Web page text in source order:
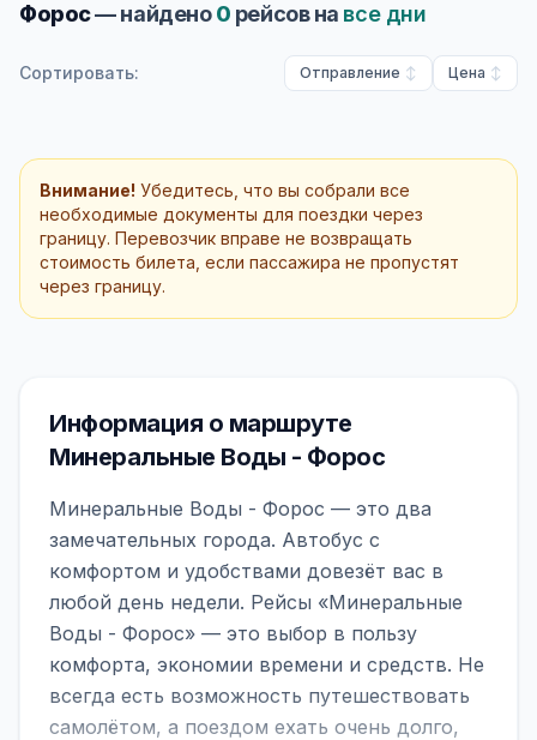
Форос— найдено0 рейсов на все дни
Сортировать: Отправление Цена
Внимание! Убедитесь, что вы собрали все
необходимые документы для поездки через
границу. Перевозчик вправе не возвращать
стоимость билета, если пассажира не пропустят
через границу.
Информация о маршруте
Минеральные Воды - Форос
Минеральные Воды - Форос — это два
замечательных города. Автобус с
комфортом и удобствами довезёт вас в
любой день недели. Рейсы «Минеральные
Воды - Форос» — это выбор в пользу
комфорта, экономии времени и средств. Не
всегда есть возможность путешествовать
самолётом, а поездом ехать очень долго,